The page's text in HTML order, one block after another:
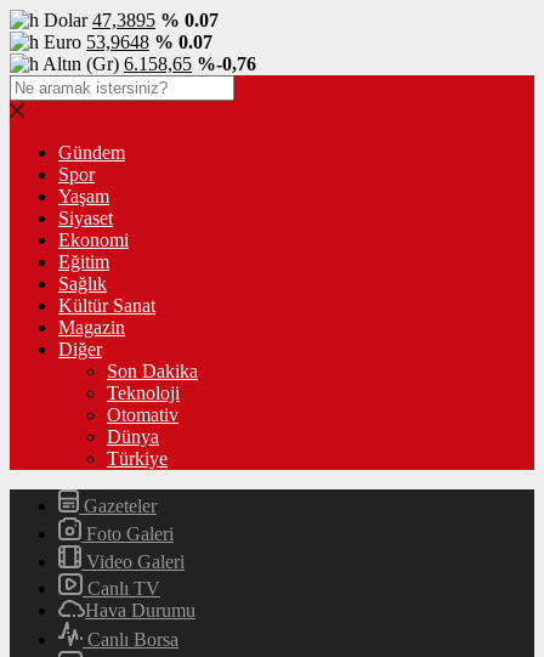
Dolar47,3895 % 0.07
Euro 53,9648 % 0.07
Altın (Gr) 6.158,65 %-0,76
Gündem
Spor
Yaşam
Siyaset
Ekonomi
Eğitim
Sağlık
Kültür Sanat
Magazin
Diğer
Son Dakika
Teknoloji
Otomativ
Dünya
Türkiye
Gazeteler
Foto Galeri
Video Galeri
Canlı TV
Hava Durumu
Canlı Borsa